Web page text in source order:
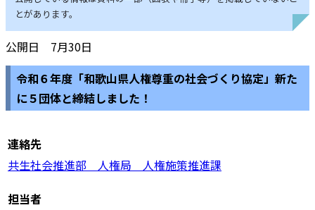
とがあります。
公開日 7月30日
令和６年度「和歌山県人権尊重の社会づくり協定」新た
に５団体と締結しました！
連絡先
共生社会推進部 人権局 人権施策推進課
担当者